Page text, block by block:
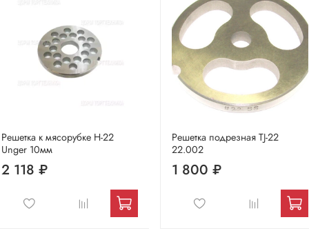
Решетка к мясорубке Н-22
Unger 10мм
2 118 ₽
Решетка подрезная TJ-22
22.002
1 800 ₽